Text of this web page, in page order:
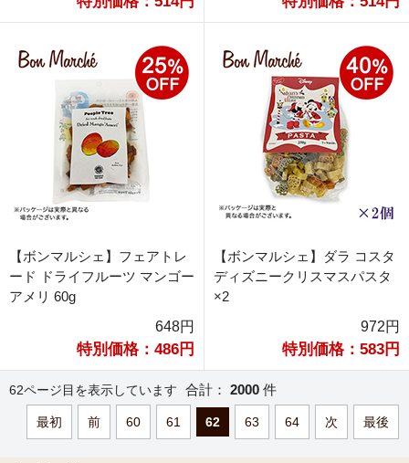
【ボンマルシェ】フェアトレ
ード ドライフルーツ マンゴー
アメリ 60g
648円
特別価格：486円
【ボンマルシェ】ダラ コスタ
ディズニークリスマスパスタ
×2
972円
特別価格：583円
62ページ目を表示しています 合計： 2000 件
最初 前 60 61 62 63 64 次 最後